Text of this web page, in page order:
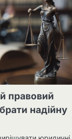
правовий
надійну